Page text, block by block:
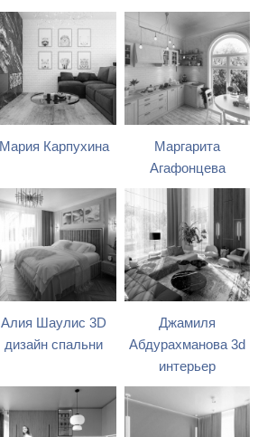
Мария Карпухина
Маргарита
Агафонцева
Алия Шаулис 3D
дизайн спальни
Джамиля
Абдурахманова 3d
интерьер